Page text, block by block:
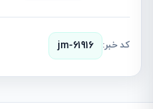
کد خبر: jm-61916